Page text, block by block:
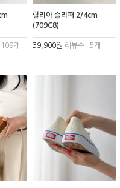
개
릴리아 슬리퍼 2/4cm
(709C8)
39,900원 리뷰수 : 5개